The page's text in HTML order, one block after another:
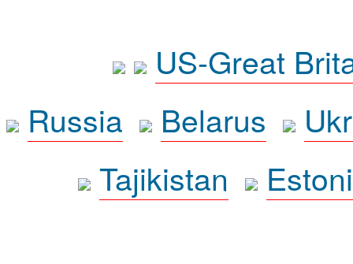
US-Great
Russia
Belarus
Tajikistan